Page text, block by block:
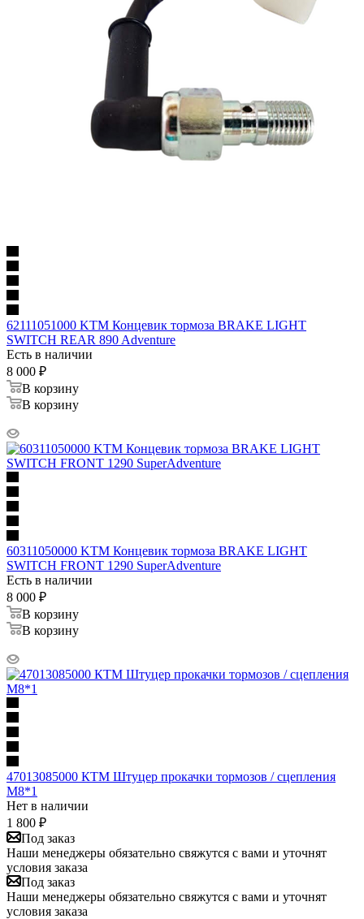
62111051000 KTM Концевик тормоза BRAKE LIGHT
SWITCH REAR 890 Adventure
Есть в наличии
8 000 ₽
В корзину
В корзину
60311050000 KTM Концевик тормоза BRAKE LIGHT
SWITCH FRONT 1290 SuperAdventure
Есть в наличии
8 000 ₽
В корзину
В корзину
47013085000 КТМ Штуцер прокачки тормозов / сцепления
М8*1
Нет в наличии
1 800 ₽
Под заказ
Наши менеджеры обязательно свяжутся с вами и уточнят
условия заказа
Под заказ
Наши менеджеры обязательно свяжутся с вами и уточнят
условия заказа